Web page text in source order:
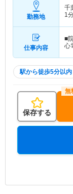
勤務地
千
1
仕事内容
■
心
駅から徒歩5分以内
保存する